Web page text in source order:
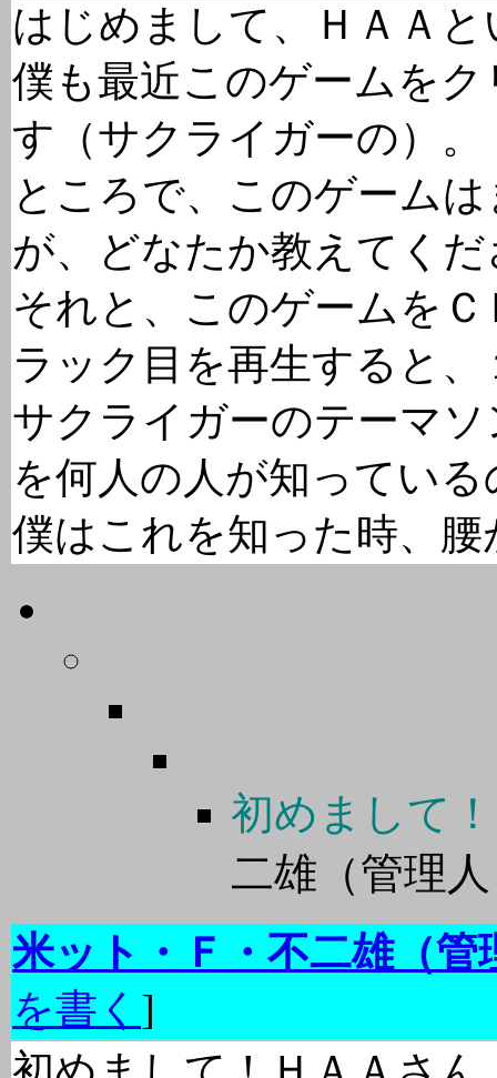
はじめまして、ＨＡＡ
僕も最近このゲームを
す（サクライガーの）。
ところで、このゲーム
が、どなたか教えてく
それと、このゲームを
ラック目を再生すると
サクライガーのテーマ
を何人の人が知ってい
僕はこれを知った時、
初めまして
二雄（管理
米ット・Ｆ・不二雄（管
を書く ]